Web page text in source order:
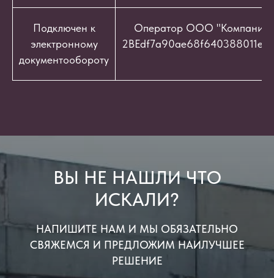
Подключен к
электронному
документообороту
Оператор ООО "Компания
ВЫ НЕ НАШЛИ ЧТО
ИСКАЛИ?
НАПИШИТЕ НАМ И МЫ ОБЯЗАТЕЛЬНО
СВЯЖЕМСЯ И ПРЕДЛОЖИМ НАИЛУЧШЕЕ
РЕШЕНИЕ